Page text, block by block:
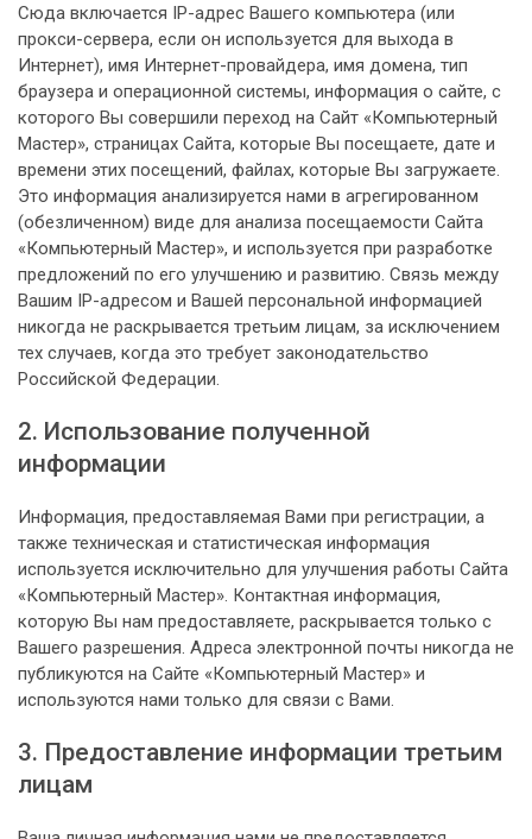
Сюда включается IP-адрес Вашего компьютера (или
прокси-сервера, если он используется для выхода в
Интернет), имя Интернет-провайдера, имя домена, тип
браузера и операционной системы, информация о сайте, с
которого Вы совершили переход на Сайт «Компьютерный
Мастер», страницах Сайта, которые Вы посещаете, дате и
времени этих посещений, файлах, которые Вы загружаете.
Это информация анализируется нами в агрегированном
(обезличенном) виде для анализа посещаемости Сайта
«Компьютерный Мастер», и используется при разработке
предложений по его улучшению и развитию. Связь между
Вашим IP-адресом и Вашей персональной информацией
никогда не раскрывается третьим лицам, за исключением
тех случаев, когда это требует законодательство
Российской Федерации.
2. Использование полученной
информации
Информация, предоставляемая Вами при регистрации, а
также техническая и статистическая информация
используется исключительно для улучшения работы Сайта
«Компьютерный Мастер». Контактная информация,
которую Вы нам предоставляете, раскрывается только с
Вашего разрешения. Адреса электронной почты никогда не
публикуются на Сайте «Компьютерный Мастер» и
используются нами только для связи с Вами.
3. Предоставление информации третьим
лицам